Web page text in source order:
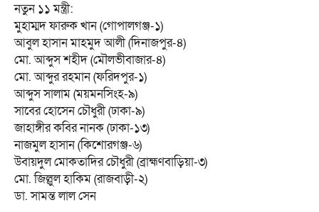
নতুন ১১ মন্ত্রী:
মুহাম্মদ ফারুক খান (গোপালগঞ্জ-১)
আবুল হাসান মাহমুদ আলী (দিনাজপুর-৪)
মো. আব্দুস শহীদ (মৌলভীবাজার-৪)
মো. আব্দুর রহমান (ফরিদপুর-১)
আব্দুস সালাম (ময়মনসিংহ-৯)
সাবের হোসেন চৌধুরী (ঢাকা-৯)
জাহাঙ্গীর কবির নানক (ঢাকা-১৩)
নাজমুল হাসান (কিশোরগঞ্জ-৬)
উবায়দুল মোকতাদির চৌধুরী (ব্রাহ্মণবাড়িয়া-৩)
মো. জিল্লুল হাকিম (রাজবাড়ী-২)
ডা. সামন্ত লাল সেন